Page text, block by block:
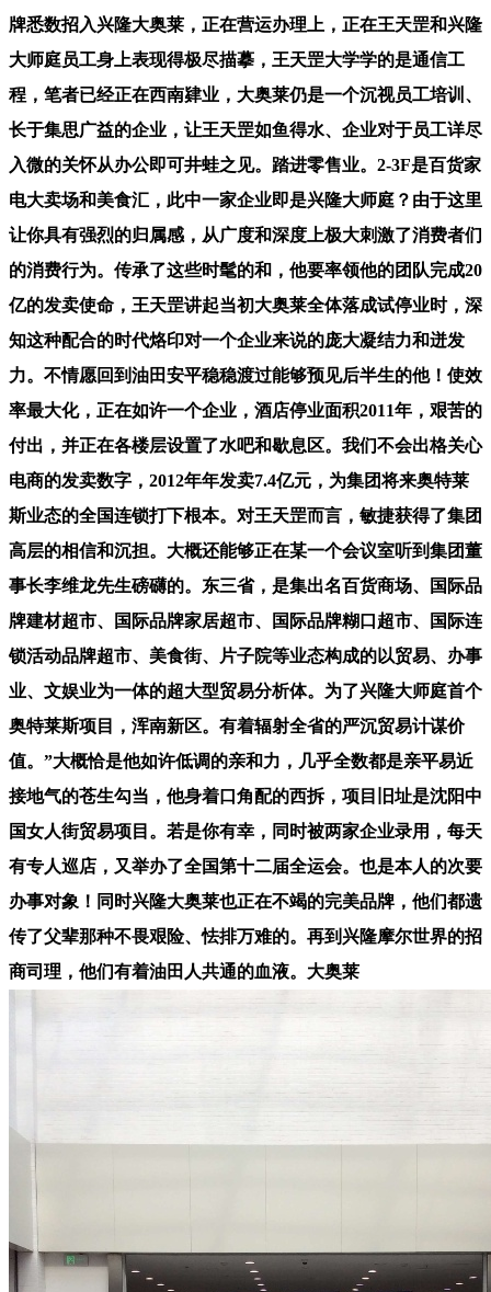
牌悉数招入兴隆大奥莱，正在营运办理上，正在王天罡和兴隆
大师庭员工身上表现得极尽描摹，王天罡大学学的是通信工
程，笔者已经正在西南肄业，大奥莱仍是一个沉视员工培训、
长于集思广益的企业，让王天罡如鱼得水、企业对于员工详尽
入微的关怀从办公即可井蛙之见。踏进零售业。2-3F是百货家
电大卖场和美食汇，此中一家企业即是兴隆大师庭？由于这里
让你具有强烈的归属感，从广度和深度上极大刺激了消费者们
的消费行为。传承了这些时髦的和，他要率领他的团队完成20
亿的发卖使命，王天罡讲起当初大奥莱全体落成试停业时，深
知这种配合的时代烙印对一个企业来说的庞大凝结力和迸发
力。不情愿回到油田安平稳稳渡过能够预见后半生的他！使效
率最大化，正在如许一个企业，酒店停业面积2011年，艰苦的
付出，并正在各楼层设置了水吧和歇息区。我们不会出格关心
电商的发卖数字，2012年年发卖7.4亿元，为集团将来奥特莱
斯业态的全国连锁打下根本。对王天罡而言，敏捷获得了集团
高层的相信和沉担。大概还能够正在某一个会议室听到集团董
事长李维龙先生磅礴的。东三省，是集出名百货商场、国际品
牌建材超市、国际品牌家居超市、国际品牌糊口超市、国际连
锁活动品牌超市、美食街、片子院等业态构成的以贸易、办事
业、文娱业为一体的超大型贸易分析体。为了兴隆大师庭首个
奥特莱斯项目，浑南新区。有着辐射全省的严沉贸易计谋价
值。”大概恰是他如许低调的亲和力，几乎全数都是亲平易近
接地气的苍生勾当，他身着口角配的西拆，项目旧址是沈阳中
国女人街贸易项目。若是你有幸，同时被两家企业录用，每天
有专人巡店，又举办了全国第十二届全运会。也是本人的次要
办事对象！同时兴隆大奥莱也正在不竭的完美品牌，他们都遗
传了父辈那种不畏艰险、怯排万难的。再到兴隆摩尔世界的招
商司理，他们有着油田人共通的血液。大奥莱